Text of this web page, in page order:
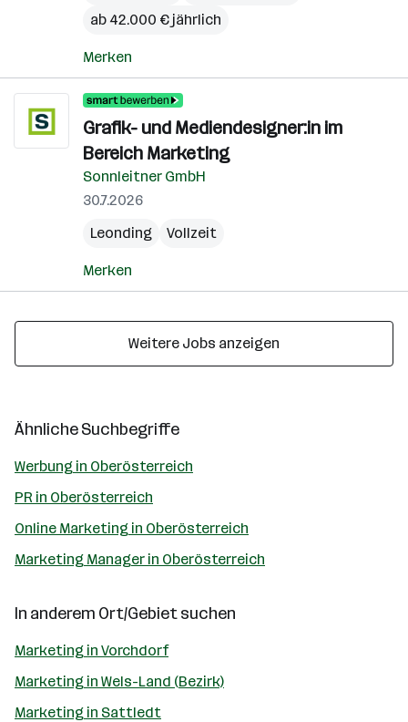
ab 42.000 € jährlich
Merken
Grafik- und Mediendesigner:in im
Bereich Marketing
Sonnleitner GmbH
30.7.2026
Leonding
Vollzeit
Merken
Weitere Jobs anzeigen
Ähnliche Suchbegriffe
Werbung in Oberösterreich
PR in Oberösterreich
Online Marketing in Oberösterreich
Marketing Manager in Oberösterreich
In anderem Ort/Gebiet suchen
Marketing in Vorchdorf
Marketing in Wels-Land (Bezirk)
Marketing in Sattledt